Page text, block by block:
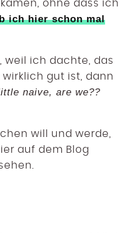
ohne dass ich
ich hier schon mal
weil ich dachte, das
gut ist, dann
naive, are we??
will und werde,
auf dem Blog